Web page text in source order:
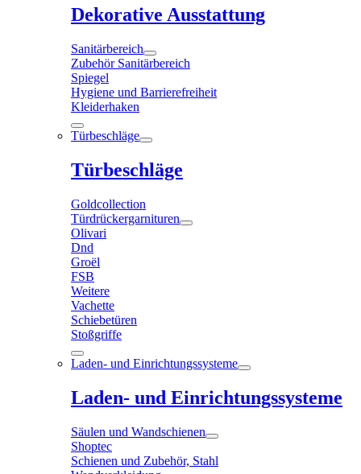
Dekorative Ausstattung
Sanitärbereich
Zubehör Sanitärbereich
Spiegel
Hygiene und Barrierefreiheit
Kleiderhaken
Türbeschläge
Türbeschläge
Goldcollection
Türdrückergarnituren
Olivari
Dnd
Groël
FSB
Weitere
Vachette
Schiebetüren
Stoßgriffe
Laden- und Einrichtungssysteme
Laden- und Einrichtungssysteme
Säulen und Wandschienen
Shoptec
Schienen und Zubehör, Stahl